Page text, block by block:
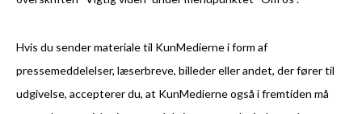
Hvis du sender materiale til KunMedierne i form af
pressemeddelelser, læserbreve, billeder eller andet, der fører til
udgivelse, accepterer du, at KunMedierne også i fremtiden må